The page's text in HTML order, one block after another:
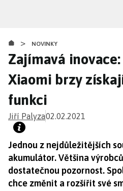
obsahu
> NOVINKY
Zajímavá
Xiaomi brzy
funkci
Jiří Palyza02.02.2021
Jednou z nejdůležitějších
akumulátor. Většina
dostatečnou pozornost.
chce změnit a rozšířit své